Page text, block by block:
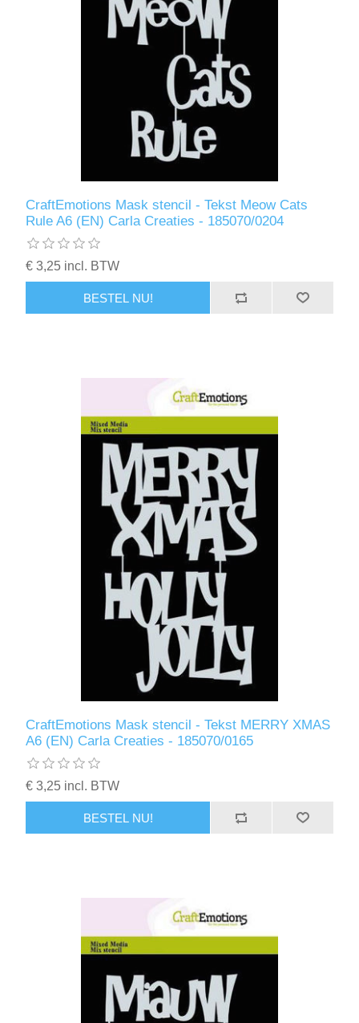
CraftEmotions Mask stencil - Tekst Meow Cats
Rule A6 (EN) Carla Creaties - 185070/0204
€ 3,25 incl. BTW
BESTEL NU!
CraftEmotions Mask stencil - Tekst MERRY XMAS
A6 (EN) Carla Creaties - 185070/0165
€ 3,25 incl. BTW
BESTEL NU!